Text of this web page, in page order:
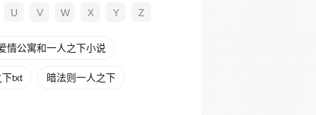
U V W X Y Z
情公寓和一人之下小说
下txt 暗法则一人之下